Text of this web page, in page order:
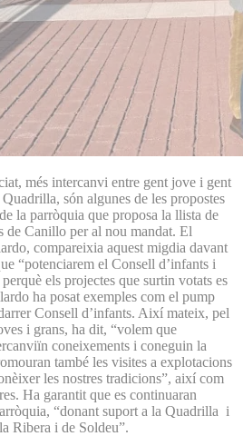
més intercanvi entre gent jove i gent
són algunes de les propostes
la parròquia que proposa la llista de
de Canillo per al nou mandat. El
compareixia aquest migdia davant
“potenciarem el Consell d’infants i
els projectes que surtin votats es
ha posat exemples com el pump
Consell d’infants. Així mateix, pel
i grans, ha dit, “volem que
coneixements i coneguin la
també les visites a explotacions
les nostres tradicions”, així com
Ha garantit que es continuaran
“donant suport a la Quadrilla i
Ribera i de Soldeu”.